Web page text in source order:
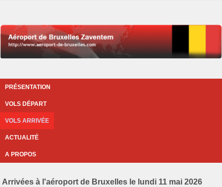
PRÉSENTATION
VOLS DÉPART
VOLS ARRIVÉE
ACTUALITÉ
A PROPOS
Arrivées à l'aéroport de Bruxelles le lundi 11 mai 2026